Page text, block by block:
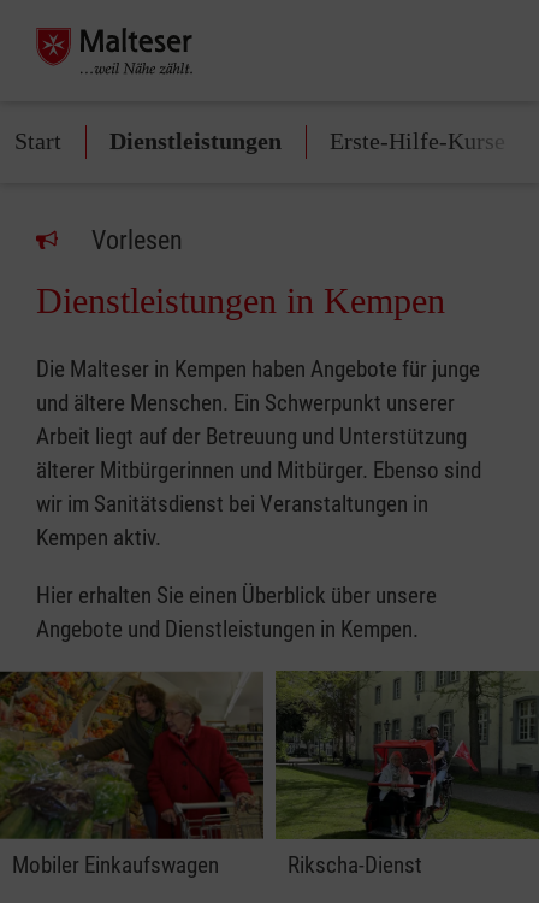
Start Dienstleistungen Erste-Hilfe-Kurse
Vorlesen
Dienstleistungen in Kempen
Die Malteser in Kempen haben Angebote für junge
und ältere Menschen. Ein Schwerpunkt unserer
Arbeit liegt auf der Betreuung und Unterstützung
älterer Mitbürgerinnen und Mitbürger. Ebenso sind
wir im Sanitätsdienst bei Veranstaltungen in
Kempen aktiv.
Hier erhalten Sie einen Überblick über unsere
Angebote und Dienstleistungen in Kempen.
Mobiler Einkaufswagen Rikscha-Dienst